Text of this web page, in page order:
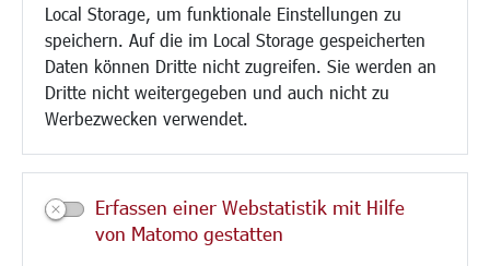
Local Storage, um funktionale Einstellungen zu
speichern. Auf die im Local Storage gespeicherten
Daten können Dritte nicht zugreifen. Sie werden an
Dritte nicht weitergegeben und auch nicht zu
Werbezwecken verwendet.
Erfassen einer Webstatistik mit Hilfe
von Matomo gestatten
Glasfaserausbau
Aktuelle Baustellen
Paddelteich
CINDY S
Kultur/Freizeit/Tourismus
Veranstaltungen
Neue Stadthalle Langen